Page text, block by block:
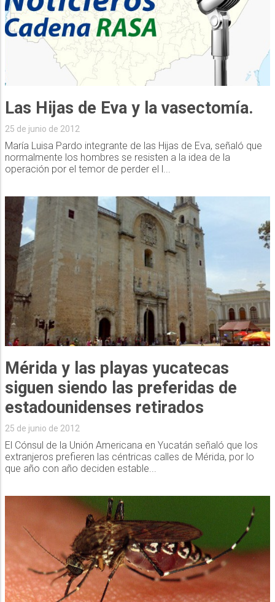
Las Hijas de Eva y la vasectomía.
25 de junio de 2012
María Luisa Pardo integrante de las Hijas de Eva, señaló que
normalmente los hombres se resisten a la idea de la
operación por el temor de perder el l...
Mérida y las playas yucatecas
siguen siendo las preferidas de
estadounidenses retirados
25 de junio de 2012
El Cónsul de la Unión Americana en Yucatán señaló que los
extranjeros prefieren las céntricas calles de Mérida, por lo
que año con año deciden estable...